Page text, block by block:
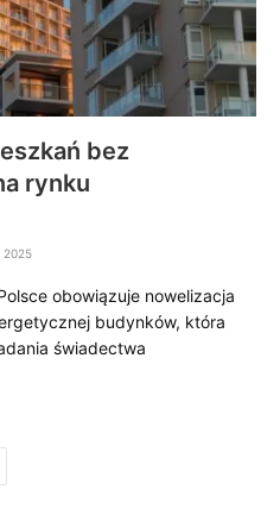
bez
rynku
2025
obowiązuje nowelizacja
budynków, która
świadectwa